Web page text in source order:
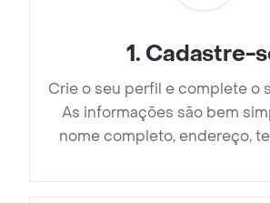
1. Cadastre-
Crie o seu perfil e complete o
As informações são bem
nome completo, endereço,